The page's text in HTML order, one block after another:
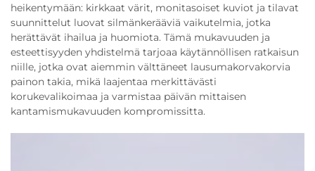
heikentymään: kirkkaat värit, monitasoiset kuviot ja tilavat
suunnittelut luovat silmänkerääviä vaikutelmia, jotka
herättävät ihailua ja huomiota. Tämä mukavuuden ja
esteettisyyden yhdistelmä tarjoaa käytännöllisen ratkaisun
niille, jotka ovat aiemmin välttäneet lausumakorvakorvia
painon takia, mikä laajentaa merkittävästi
korukevalikoimaa ja varmistaa päivän mittaisen
kantamismukavuuden kompromissitta.